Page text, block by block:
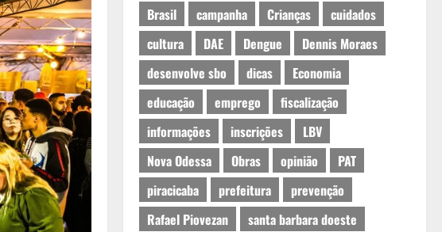
Brasil
campanha Crianças
cuidados
cultura
DAE Dengue
Dennis Moraes
desenvolve sbo
dicas
Economia
educação
emprego
fiscalização
informações
inscrições
LBV
Nova Odessa
Obras opinião
PAT
piracicaba
prefeitura
prevenção
Rafael Piovezan
santa barbara doeste